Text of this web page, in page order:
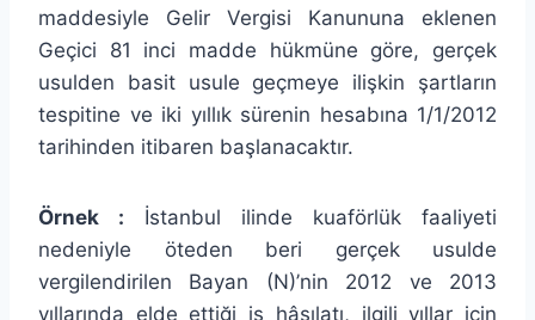
maddesiyle Gelir Vergisi Kanununa eklenen
Geçici 81 inci madde hükmüne göre, gerçek
usulden basit usule geçmeye ilişkin şartların
tespitine ve iki yıllık sürenin hesabına 1/1/2012
tarihinden itibaren başlanacaktır.
Örnek : İstanbul ilinde kuaförlük faaliyeti
nedeniyle öteden beri gerçek usulde
vergilendirilen Bayan (N)’nin 2012 ve 2013
yıllarında elde ettiği iş hâsılatı, ilgili yıllar için